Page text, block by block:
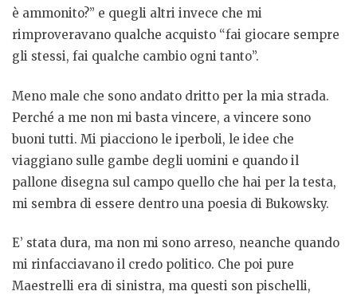
è ammonito?” e quegli altri invece che mi
rimproveravano qualche acquisto “fai giocare sempre
gli stessi, fai qualche cambio ogni tanto”.
Meno male che sono andato dritto per la mia strada.
Perché a me non mi basta vincere, a vincere sono
buoni tutti. Mi piacciono le iperboli, le idee che
viaggiano sulle gambe degli uomini e quando il
pallone disegna sul campo quello che hai per la testa,
mi sembra di essere dentro una poesia di Bukowsky.
E’ stata dura, ma non mi sono arreso, neanche quando
mi rinfacciavano il credo politico. Che poi pure
Maestrelli era di sinistra, ma questi son pischelli,